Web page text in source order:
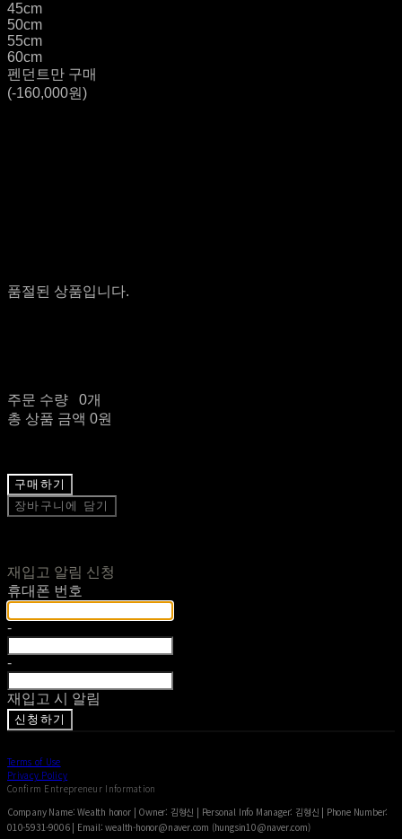
45cm
50cm
55cm
60cm
펜던트만 구매
(-160,000원)
품절된 상품입니다.
주문 수량
0개
총 상품 금액 0원
구매하기
장바구니에 담기
재입고 알림 신청
휴대폰 번호
-
-
재입고 시 알림
신청하기
Terms of Use
Privacy Policy
Confirm Entrepreneur Information
Company Name: Wealth honor | Owner: 김형신 | Personal Info Manager: 김형신 | Phone Number:
010-5931-9006 | Email: wealth-honor@naver.com (hungsin10@naver.com)